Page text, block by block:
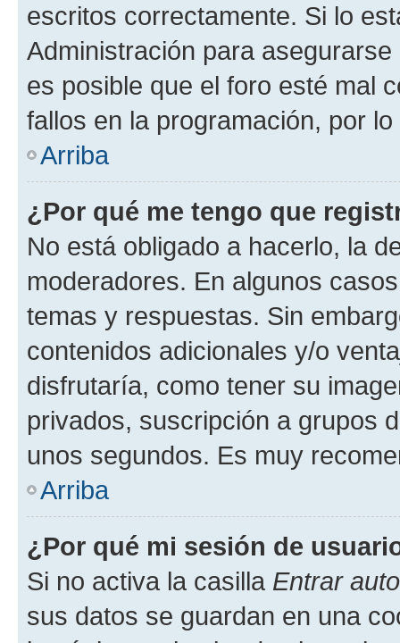
escritos correctamente. Si lo
Administración para
es posible que el foro esté mal
fallos en la programación, por
Arriba
¿Por qué me tengo que
No está obligado a hacerlo, la
moderadores. En algunos
temas y respuestas. Sin
contenidos adicionales y/o
disfrutaría, como tener su
privados, suscripción a grupos
unos segundos. Es muy
Arriba
¿Por qué mi sesión de
Si no activa la casilla Entrar
sus datos se guardan en una